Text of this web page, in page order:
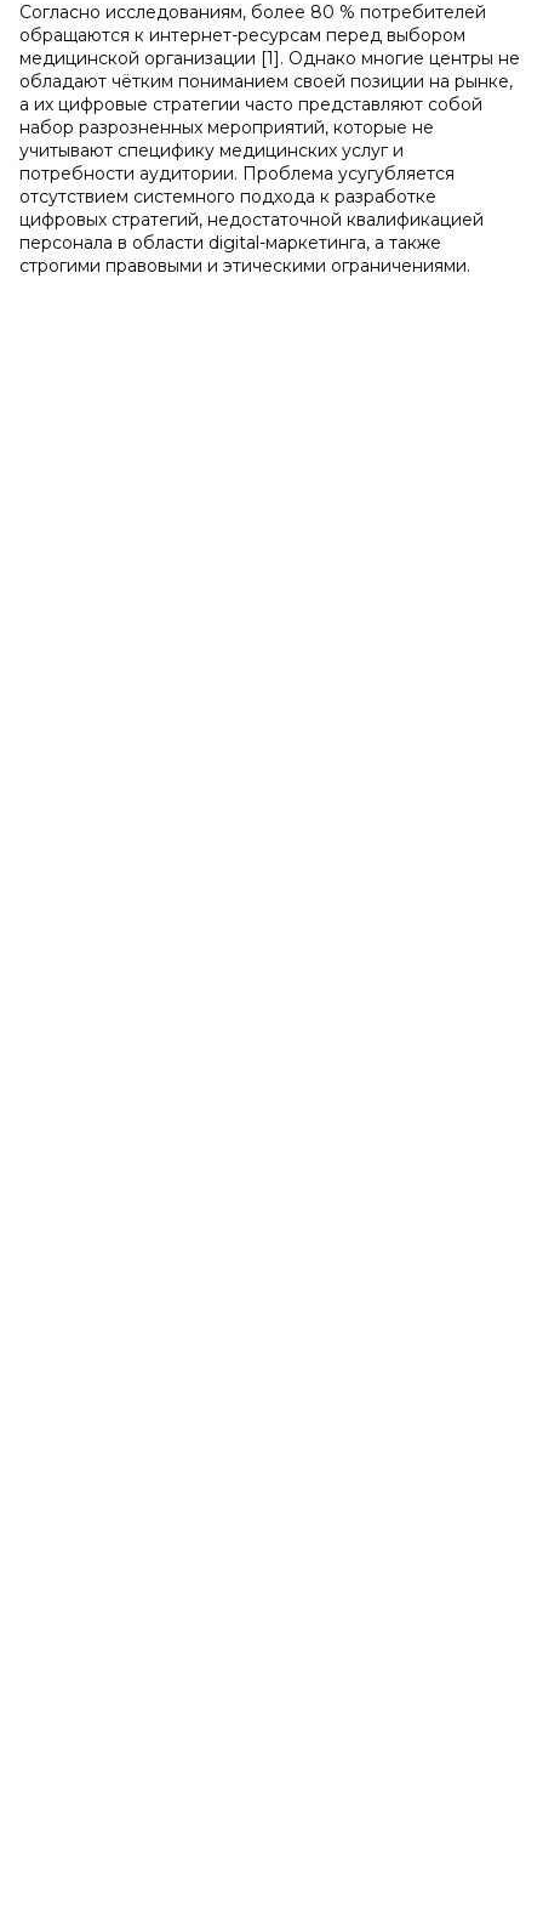
Согласно исследованиям, более 80 % потребителей
обращаются к интернет-ресурсам перед выбором
медицинской организации [1]. Однако многие центры не
обладают чётким пониманием своей позиции на рынке,
а их цифровые стратегии часто представляют собой
набор разрозненных мероприятий, которые не
учитывают специфику медицинских услуг и
потребности аудитории. Проблема усугубляется
отсутствием системного подхода к разработке
цифровых стратегий, недостаточной квалификацией
персонала в области digital-маркетинга, а также
строгими правовыми и этическими ограничениями.